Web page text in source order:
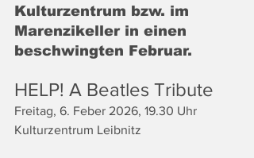
Kulturzentrum bzw. im
Marenzikeller in einen
beschwingten Februar.
HELP! A Beatles Tribute
Freitag, 6. Feber 2026, 19.30 Uhr
Kulturzentrum Leibnitz